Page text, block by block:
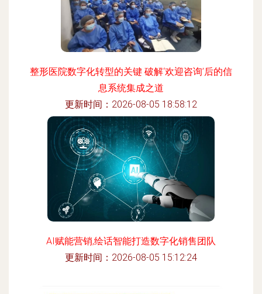
整形医院数字化转型的关键 破解‘欢迎咨询’后的信
息系统集成之道
更新时间：2026-08-05 18:58:12
AI赋能营销,绘话智能打造数字化销售团队
更新时间：2026-08-05 15:12:24